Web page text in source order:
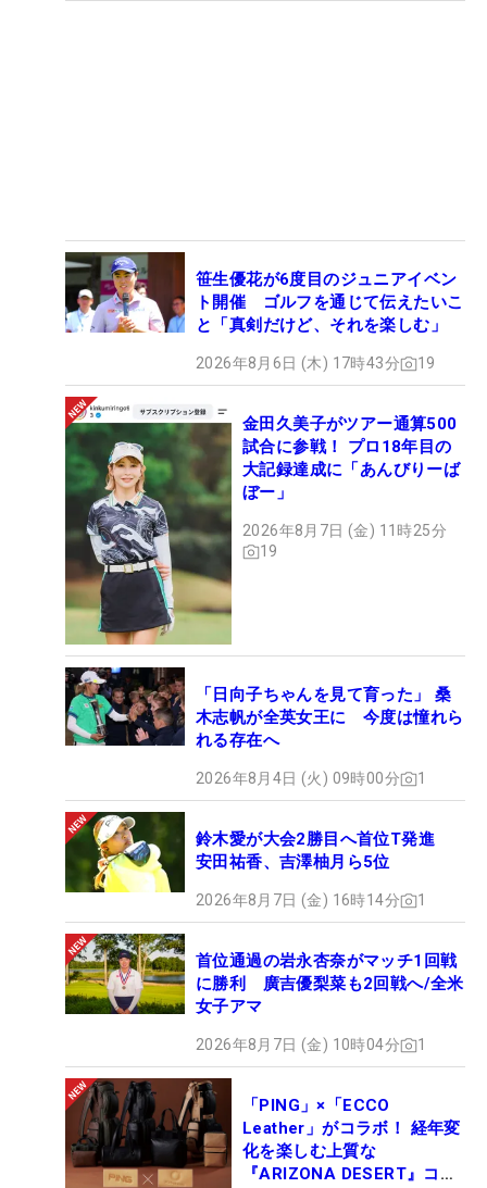
笹生優花が6度目のジュニアイベン
ト開催 ゴルフを通じて伝えたいこ
と「真剣だけど、それを楽しむ」
2026年8月6日 (木) 17時43分 19
金田久美子がツアー通算500
試合に参戦！ プロ18年目の
大記録達成に「あんびりーば
ぼー」
2026年8月7日 (金) 11時25分
19
「日向子ちゃんを見て育った」 桑
木志帆が全英女王に 今度は憧れら
れる存在へ
2026年8月4日 (火) 09時00分 1
鈴木愛が大会2勝目へ首位T発進
安田祐香、吉澤柚月ら5位
2026年8月7日 (金) 16時14分 1
首位通過の岩永杏奈がマッチ1回戦
に勝利 廣吉優梨菜も2回戦へ/全米
女子アマ
2026年8月7日 (金) 10時04分 1
「PING」×「ECCO
Leather」がコラボ！ 経年変
化を楽しむ上質な
『ARIZONA DESERT』コレ